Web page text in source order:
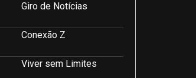
Giro de Notícias
Conexão Z
Viver sem Limites